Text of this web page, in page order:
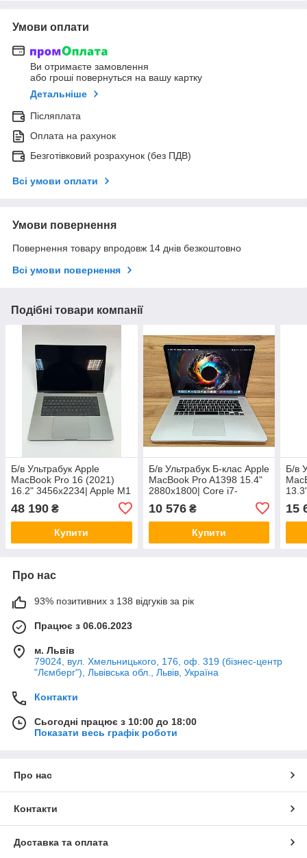
Умови оплати
Ви отримаєте замовлення
або гроші повернуться на вашу картку
Детальніше
Післяплата
Оплата на рахунок
Безготівковий розрахунок (без ПДВ)
Всі умови оплати
Умови повернення
Повернення товару впродовж 14 днів безкоштовно
Всі умови повернення
Подібні товари компанії
Б/в Ультрабук Apple
MacBook Pro 16 (2021)
16.2" 3456x2234| Apple M1
Pro| 16 GB RAM| 512 GB
SSD|
48 190 ₴
Купити
Б/в Ультрабук Б-клас Apple
MacBook Pro A1398 15.4"
2880x1800| Core i7-
4770HQ| 16 GB RAM| 500
GB SSD| Iris Pro 5200
10 576₴
Купити
Б/в
15
Про нас
93% позитивних з 138 відгуків за рік
Працює з 06.06.2023
м. Львів
79024, вул. Хмельницького, 176, оф. 319 (бізнес-центр
"Лємберг"), Львівська обл., Львів, Україна
Контакти
Сьогодні працює з 10:00 до 18:00
Показати весь графік роботи
Про нас
Контакти
Доставка та оплата